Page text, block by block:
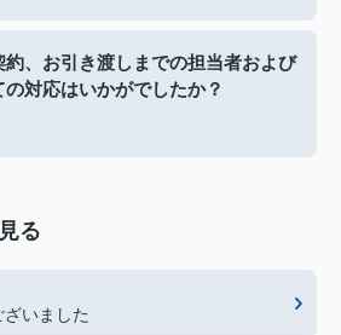
、お引き渡しまでの担当者および
対応はいかがでしたか？
る
いました